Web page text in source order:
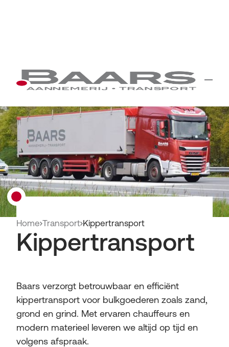
Home Transport Kippertransport
Kippertransport
Baars verzorgt betrouwbaar en efficiënt
kippertransport voor bulkgoederen zoals zand,
grond en grind. Met ervaren chauffeurs en
modern materieel leveren we altijd op tijd en
volgens afspraak.